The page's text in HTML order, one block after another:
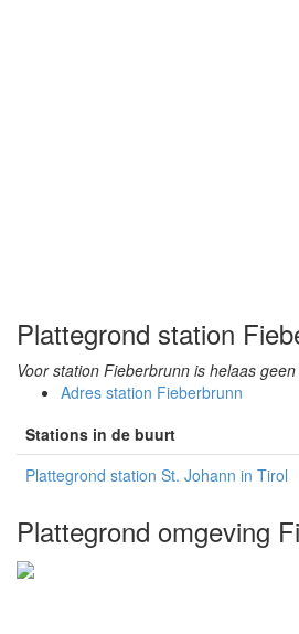
Plattegrond station
Voor station Fieberbrunn is helaas
Adres station Fieberbrunn
Stations in de buurt
Plattegrond station St. Johann in Tirol
Plattegrond omgeving